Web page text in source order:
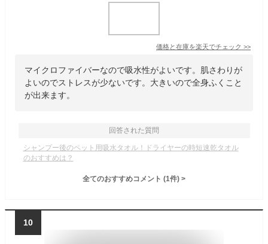
価格と在庫を楽天でチェック >>
マイクロファイバーなので吸水性がよいです。肌さわりが
よいのでストレスが少ないです。大きいので全身ふくこと
が出来ます。
回答された質問
シャンプー後のペット用吸水タオル！ドライヤーの時短速乾タオル
のおすすめは？
全てのおすすめコメント (1件) >
10